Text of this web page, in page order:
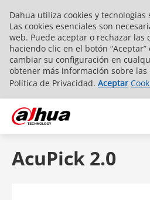
Dahua utiliza cookies y
Las cookies esenciales son
web. Puede aceptar o rechazar las
haciendo clic en el botón “Aceptar”
cambiar su configuración en
obtener más información sobre las
Política de Privacidad. Aceptar
AcuPick 2.0